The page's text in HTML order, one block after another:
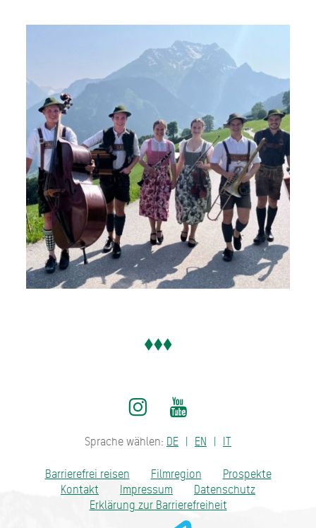
Sprache wählen: DE EN IT
Barrierefrei reisen Filmregion
Prospekte
Kontakt
Impressum
Datenschutz
Erklärung zur Barrierefreiheit